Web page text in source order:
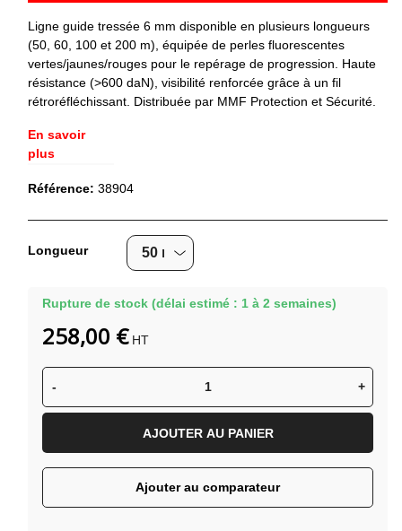
Ligne guide tressée 6 mm disponible en plusieurs longueurs
(50, 60, 100 et 200 m), équipée de perles fluorescentes
vertes/jaunes/rouges pour le repérage de progression. Haute
résistance (>600 daN), visibilité renforcée grâce à un fil
rétroréfléchissant. Distribuée par MMF Protection et Sécurité.
En savoir
plus
Référence: 38904
Longueur
Rupture de stock (délai estimé : 1 à 2 semaines)
- +
AJOUTER AU PANIER
Ajouter au comparateur
258,00 € HT